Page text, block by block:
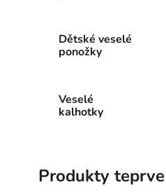
Dětské veselé
ponožky
Veselé
kalhotky
Produkty